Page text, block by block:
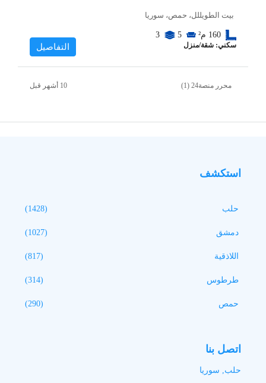
بيت الطويللل، حمص، سوريا
160 م² 5
3
سكني: شقة/منزل التفاصيل
محرر منصة24 (1)
استكشف
حلب (1428)
دمشق (1027)
اللاذقية (817)
طرطوس (314)
حمص (290)
اتصل بنا
حلب, سوريا